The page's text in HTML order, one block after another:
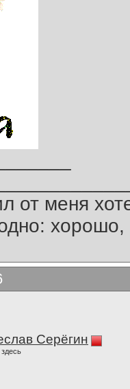
от меня
Серёгин